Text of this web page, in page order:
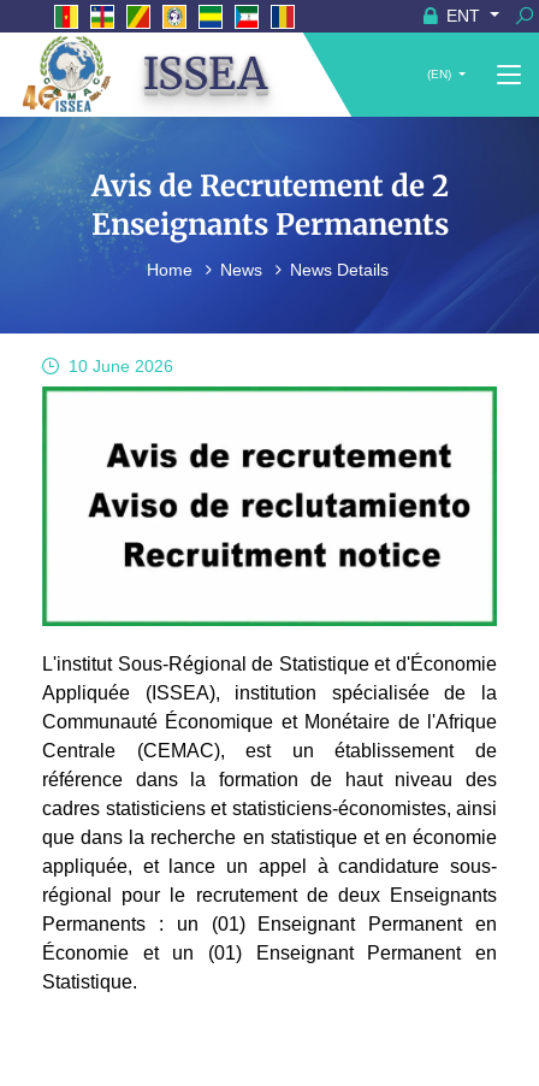
ENT
ISSEA (EN)
Avis de Recrutement de 2
Enseignants Permanents
Home News News Details
10 June 2026
L'institut Sous-Régional de Statistique et d'Économie
Appliquée (ISSEA), institution spécialisée de la
Communauté Économique et Monétaire de l'Afrique
Centrale (CEMAC), est un établissement de
référence dans la formation de haut niveau des
cadres statisticiens et statisticiens-économistes, ainsi
que dans la recherche en statistique et en économie
appliquée, et lance un appel à candidature sous-
régional pour le recrutement de deux Enseignants
Permanents : un (01) Enseignant Permanent en
Économie et un (01) Enseignant Permanent en
Statistique.